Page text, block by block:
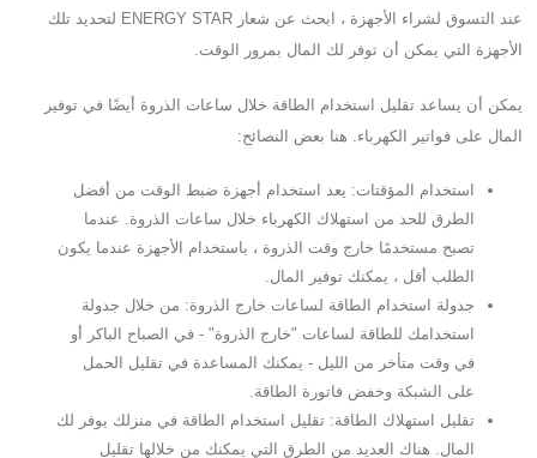
عند التسوق لشراء الأجهزة ، ابحث عن شعار ENERGY STAR لتحديد تلك
الأجهزة التي يمكن أن توفر لك المال بمرور الوقت.
يمكن أن يساعد تقليل استخدام الطاقة خلال ساعات الذروة أيضًا في توفير
المال على فواتير الكهرباء. هنا بعض النصائح:
استخدام المؤقتات: يعد استخدام أجهزة ضبط الوقت من أفضل
الطرق للحد من استهلاك الكهرباء خلال ساعات الذروة. عندما
تصبح مستخدمًا خارج وقت الذروة ، باستخدام الأجهزة عندما يكون
الطلب أقل ، يمكنك توفير المال.
جدولة استخدام الطاقة لساعات خارج الذروة: من خلال جدولة
استخدامك للطاقة لساعات "خارج الذروة" - في الصباح الباكر أو
في وقت متأخر من الليل - يمكنك المساعدة في تقليل الحمل
على الشبكة وخفض فاتورة الطاقة.
تقليل استهلاك الطاقة: تقليل استخدام الطاقة في منزلك يوفر لك
المال. هناك العديد من الطرق التي يمكنك من خلالها تقليل